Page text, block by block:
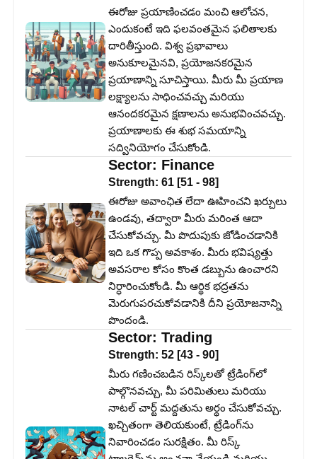
ఈరోజు ప్రయాణించడం మంచి ఆలోచన,
ఎందుకంటే ఇది ఫలవంతమైన ఫలితాలకు
దారితీస్తుంది. విశ్వ ప్రభావాలు
అనుకూలమైనవి, ప్రయోజనకరమైన
ప్రయాణాన్ని సూచిస్తాయి. మీరు మీ ప్రయాణ
లక్ష్యాలను సాధించవచ్చు మరియు
ఆనందకరమైన క్షణాలను అనుభవించవచ్చు.
ప్రయాణాలకు ఈ శుభ సమయాన్ని
సద్వినియోగం చేసుకోండి.
Sector: Finance
Strength: 61 [51 - 98]
ఈరోజు అవాంఛిత లేదా ఊహించని ఖర్చులు
ఉండవు, తద్వారా మీరు మరింత ఆదా
చేసుకోవచ్చు. మీ పొదుపుకు జోడించడానికి
ఇది ఒక గొప్ప అవకాశం. మీరు భవిష్యత్తు
అవసరాల కోసం కొంత డబ్బును ఉంచారని
నిర్ధారించుకోండి. మీ ఆర్థిక భద్రతను
మెరుగుపరచుకోవడానికి దీని ప్రయోజనాన్ని
పొందండి.
Sector: Trading
Strength: 52 [43 - 90]
మీరు గణించబడిన రిస్క్‌లతో ట్రేడింగ్‌లో
పాల్గొనవచ్చు, మీ పరిమితులు మరియు
నాటల్ చార్ట్ మద్దతును అర్థం చేసుకోవచ్చు.
ఖచ్చితంగా తెలియకుంటే, ట్రేడింగ్‌ను
నివారించడం సురక్షితం. మీ రిస్క్